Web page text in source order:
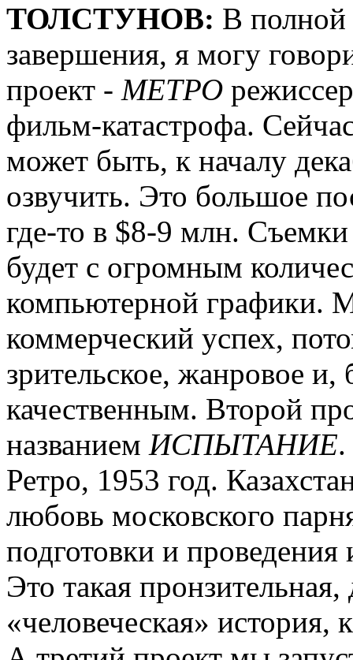
ТОЛСТУНОВ: В полной
завершения, я могу
проект - МЕТРО
фильм-катастрофа.
может быть, к началу
озвучить. Это большое
где-то в $8-9 млн.
будет с огромным
компьютерной графики.
коммерческий успех,
зрительское, жанровое
качественным. Второй
названием ИСПЫТАНИЕ
Ретро, 1953 год.
любовь московского
подготовки и
Это такая
«человеческая» история,